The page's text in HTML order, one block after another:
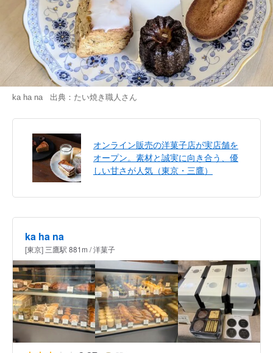
ka ha na 出典： たい焼き職人 さん
オンライン販売の洋菓子店が実店舗を
オープン。素材と誠実に向き合う、優
しい甘さが人気（東京・三鷹）
ka ha na
[東京] 三鷹駅 881m / 洋菓子